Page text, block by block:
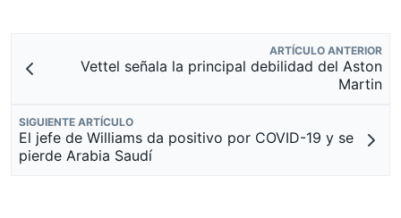
ARTÍCULO ANTERIOR
Vettel señala la principal debilidad del Aston
Martin
SIGUIENTE ARTÍCULO
El jefe de Williams da positivo por COVID-19 y se
pierde Arabia Saudí